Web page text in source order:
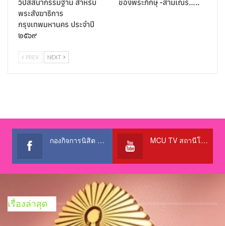
วิปัสสนากรรมฐาน สำหรับ
พระสังฆาธิการ
กรุงเทพมหานคร ประจำปี
๒๕๖๙
ของพระภิกษุ -สามเณร…..
PREV NEXT
กองกิจการนิสิต สำนักงานอธิการบดี MCU TV สถานีโทรทัศน์เพื่อการศึกษา @OfficialTBCChannel
เรื่องล่าสุด